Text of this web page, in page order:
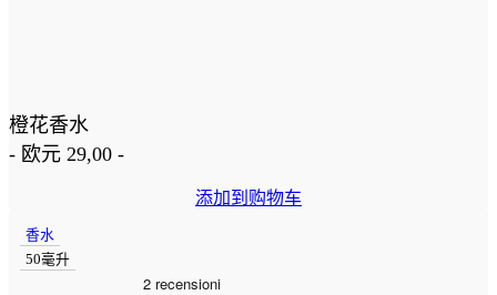
橙花香水
- 欧元 29,00 -
添加到购物车
香水
50毫升